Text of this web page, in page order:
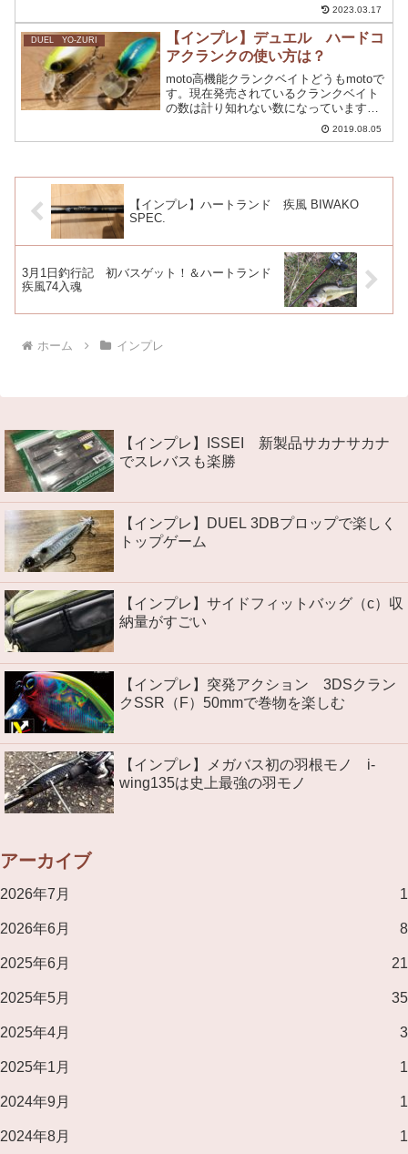
新作ルアーってワクワクしますし楽しみ
ですよね。今回は、2023年のレイドジャ
パンの...
2023.03.17
DUEL YO-ZURI
【インプレ】デュエル ハードコ
アクランクの使い方は？
moto高機能クランクベイトどうもmotoで
す。現在発売されているクランクベイト
の数は計り知れない数になっています
ね。特徴・性能・カラー等各メーカーに
よって違うところもルアーの面白さです
2019.08.05
【インプレ】ハートランド 疾風 BIWAKO
SPEC.
3月1日釣行記 初バスゲット！＆ハートランド
疾風74入魂
ホーム インプレ
【インプレ】ISSEI 新製品サカナサカナ
でスレバスも楽勝
【インプレ】DUEL 3DBプロップで楽しく
トップゲーム
【インプレ】サイドフィットバッグ（c）収
納量がすごい
【インプレ】突発アクション 3DSクラン
クSSR（F）50mmで巻物を楽しむ
【インプレ】メガバス初の羽根モノ i-
wing135は史上最強の羽モノ
アーカイブ
2026年7月 1
2026年6月 8
2025年6月 21
2025年5月 35
2025年4月 3
2025年1月 1
2024年9月 1
2024年8月 1